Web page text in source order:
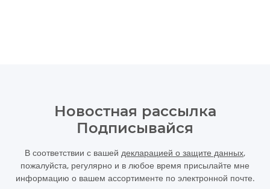
Новостная рассылка
Подписывайся
В соответствии с вашей декларацией о защите данных,
пожалуйста, регулярно и в любое время присылайте мне
информацию о вашем ассортименте по электронной почте.